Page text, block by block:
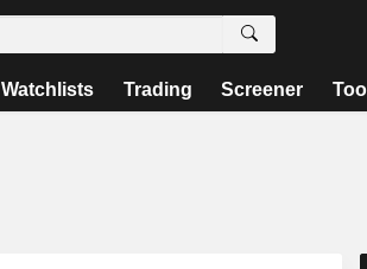
Watchlists Trading Screener